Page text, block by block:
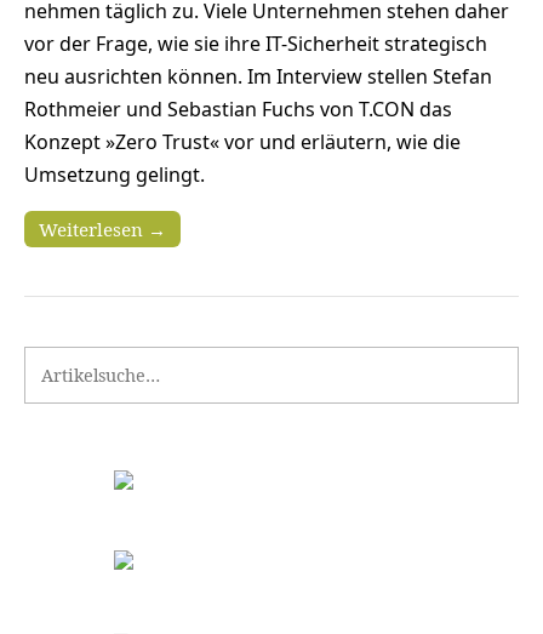
nehmen täglich zu. Viele Unternehmen stehen daher
vor der Frage, wie sie ihre IT-Sicherheit strategisch
neu ausrichten können. Im Interview stellen Stefan
Rothmeier und Sebastian Fuchs von T.CON das
Konzept »Zero Trust« vor und erläutern, wie die
Umsetzung gelingt.
Weiterlesen →